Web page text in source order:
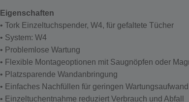
Eigenschaften
• Tork Einzeltuchspender, W4, für gefaltete Tücher
• System: W4
• Problemlose Wartung
• Flexible Montageoptionen mit Saugnöpfen oder
• Platzsparende Wandanbringung
• Einfaches Nachfüllen für geringen Wartungsaufwand
• Einzeltuchentnahme reduziert Verbrauch und Abfall